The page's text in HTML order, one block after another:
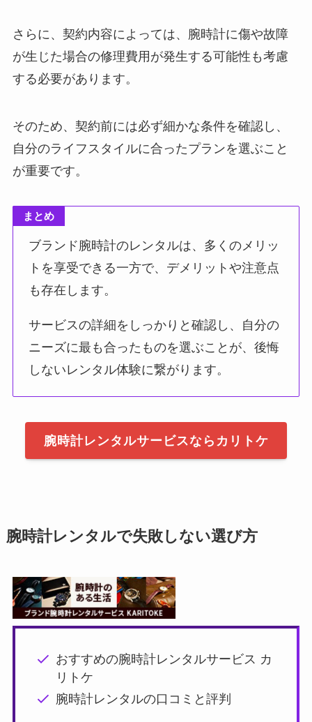
さらに、契約内容によっては、腕時計に傷や故障
が生じた場合の修理費用が発生する可能性も考慮
する必要があります。
そのため、契約前には必ず細かな条件を確認し、
自分のライフスタイルに合ったプランを選ぶこと
が重要です。
まとめ
ブランド腕時計のレンタルは、多くのメリッ
トを享受できる一方で、デメリットや注意点
も存在します。
サービスの詳細をしっかりと確認し、自分の
ニーズに最も合ったものを選ぶことが、後悔
しないレンタル体験に繋がります。
腕時計レンタルサービスならカリトケ
腕時計レンタルで失敗しない選び方
おすすめの腕時計レンタルサービス カ
リトケ
腕時計レンタルの口コミと評判